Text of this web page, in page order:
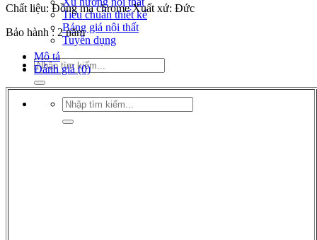
Tiêu chuẩn thiết kế
Bảng giá nội thất
Tuyển dụng
Tìm
kiếm:
Tìm
kiếm:
Chất liệu: Đồng mạ chrome Xuất xứ: Đức
Bảo hành : 2 năm
Mô tả
Đánh giá (0)